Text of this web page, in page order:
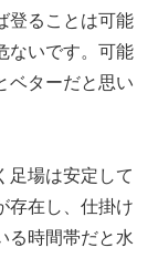
登ることは可能
ないです。可能
ベターだと思い
足場は安定して
存在し、仕掛け
る時間帯だと水